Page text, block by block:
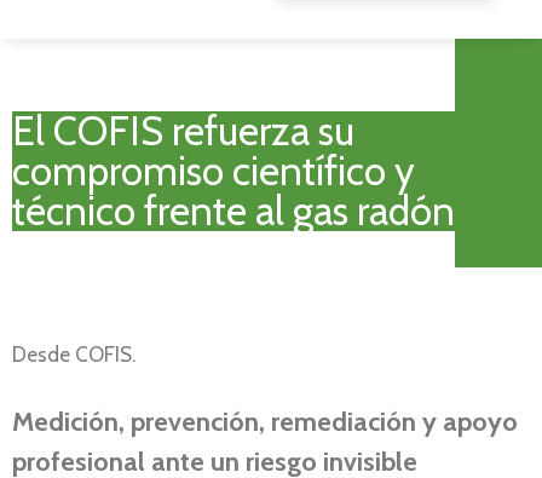
El COFIS refuerza su
compromiso científico y
técnico frente al gas radón
Desde COFIS.
Medición, prevención, remediación y apoyo
profesional ante un riesgo invisible